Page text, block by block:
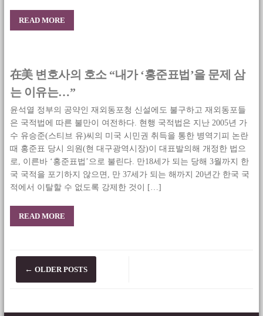
READ MORE
在美 변호사의 호소 “내가 ‘홍준표법’을 문제 삼
는 이유는…”
윤석열 정부의 공약인 재외동포청 신설에도 불구하고 재외동포들
은 국적법에 따른 불만이 여전하다. 현행 국적법은 지난 2005년 가
수 유승준(스티브 유)씨의 미국 시민권 취득을 통한 병역기피 논란
때 홍준표 당시 의원(현 대구광역시장)이 대표발의해 개정한 법으
로, 이른바 ‘홍준표법’으로 불린다. 만18세가 되는 당해 3월까지 한
국 국적을 포기하지 않으면, 만 37세가 되는 해까지 20년간 한국 국
적에서 이탈할 수 없도록 강제한 것이 […]
READ MORE
Posts
← OLDER POSTS